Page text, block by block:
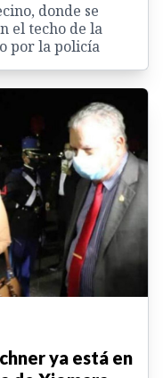
donde se
el techo de la
por la policía
ya está en